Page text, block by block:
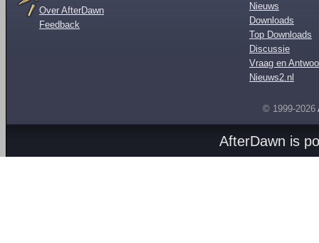
Over AfterDawn
Feedback
Nieuws
Downloads
Top Downloads
Discussie
Vraag en
Nieuws2.nl
© 1999-2026
AfterDawn is